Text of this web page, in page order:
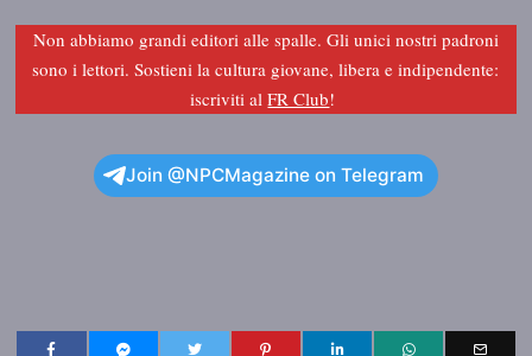
Non abbiamo grandi editori alle spalle. Gli unici nostri padroni
sono i lettori. Sostieni la cultura giovane, libera e indipendente:
iscriviti alFR Club!
Join @NPCMagazine on Telegram